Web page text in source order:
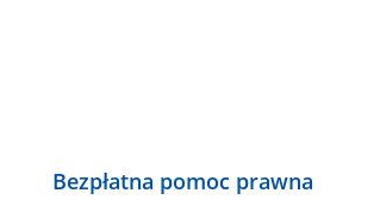
Bezpłatna pomoc prawna